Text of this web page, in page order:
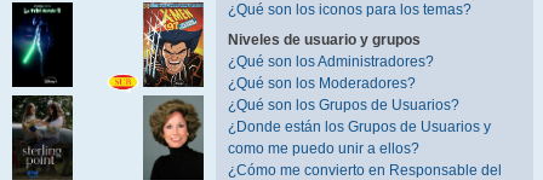
¿Qué son los iconos para los temas?
Niveles de usuario y grupos
¿Qué son los Administradores?
¿Qué son los Moderadores?
¿Qué son los Grupos de Usuarios?
¿Donde están los Grupos de Usuarios y
como me puedo unir a ellos?
¿Cómo me convierto en Responsable del